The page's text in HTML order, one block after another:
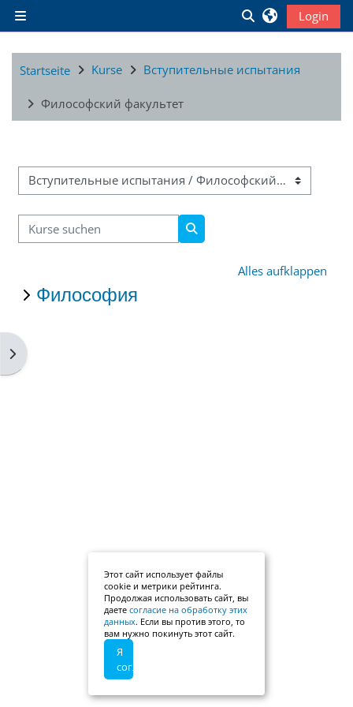
Zum Hauptinhalt
Website-Übersicht
Sucheingabe
Login
Blockleiste öffnen
Startseite Kurse Вступительные испытания
Философский факультет
Kursbereiche
Kurse suchen
Kurse suchen
Alles aufklappen
Философия
Этот сайт использует файлы
cookie и метрики рейтинга.
Продолжая использовать сайт, вы
даете согласие на обработку этих
данных. Если вы против этого, то
вам нужно покинуть этот сайт.
Я
согласен